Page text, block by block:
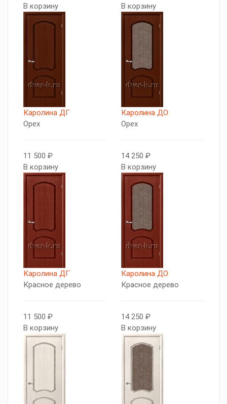
В корзину
В корзину
Каролина ДГ
Орех
11 500 ₽
В корзину
Каролина ДО
Орех
14 250 ₽
В корзину
Каролина ДГ
Красное дерево
11 500 ₽
В корзину
Каролина ДО
Красное дерево
14 250 ₽
В корзину